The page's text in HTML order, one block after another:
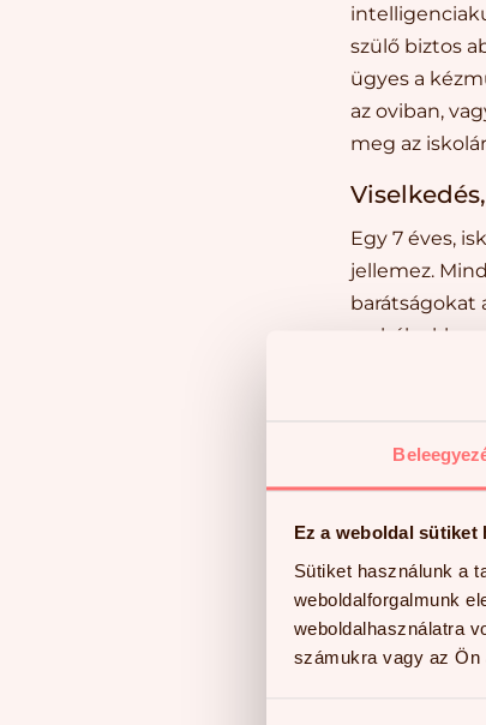
Ez a weboldal sütiket
Sütiket használunk a
weboldalforgalmunk
weboldalhasználatra
számukra vagy az Ön
szülő biztos
ügyes a
az oviban,
meg az
Egy 7 éves,
jellemez.
barátságokat
Ha
regresszív;
Fizikai
Egy 6-7